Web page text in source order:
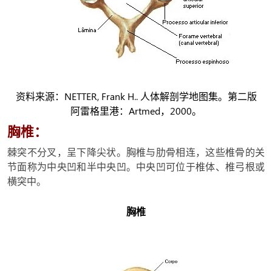
资料来源：NETTER, Frank H.. 人体解剖学地图集。第二版
阿雷格里港：Artmed，2000。
胸椎：
棘突不分叉，呈下降尖状。胸椎与肋骨相连，这些椎骨的关
节面称为中央凹和半中央凹。中央凹可位于椎体、椎弓根或
横突中。
胸椎